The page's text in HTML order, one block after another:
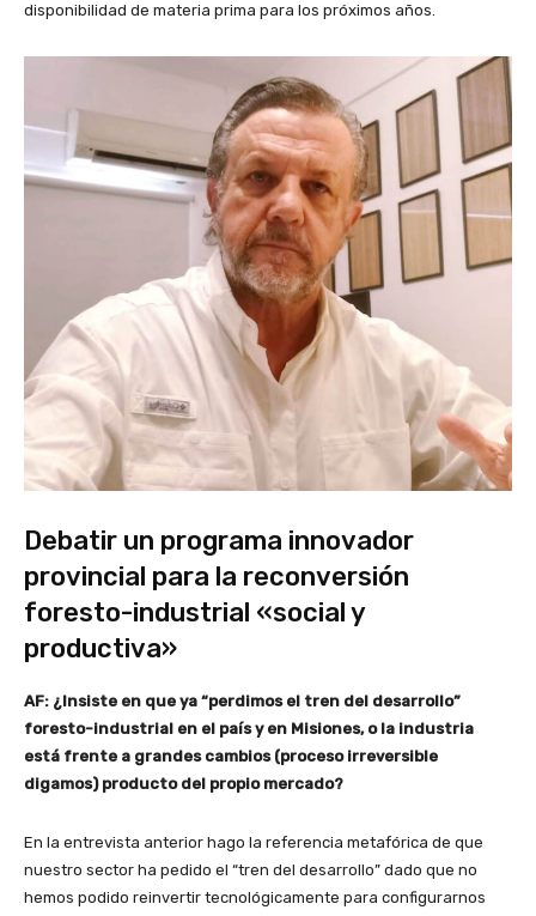
disponibilidad de materia prima para los próximos años.
Debatir un programa innovador
provincial para la reconversión
foresto-industrial «social y
productiva»
AF: ¿Insiste en que ya “perdimos el tren del desarrollo”
foresto-industrial en el país y en Misiones, o la industria
está frente a grandes cambios (proceso irreversible
digamos) producto del propio mercado?
En la entrevista anterior hago la referencia metafórica de que
nuestro sector ha pedido el “tren del desarrollo” dado que no
hemos podido reinvertir tecnológicamente para configurarnos